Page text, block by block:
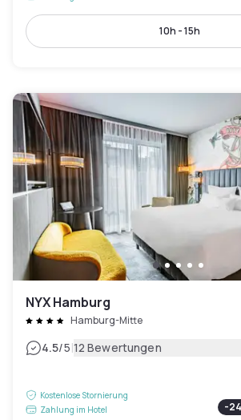
10h - 15h
NYX Hamburg
Hamburg-Mitte
4.5/5|12 Bewertungen
Kostenlose Stornierung
Zahlung im Hotel
-24